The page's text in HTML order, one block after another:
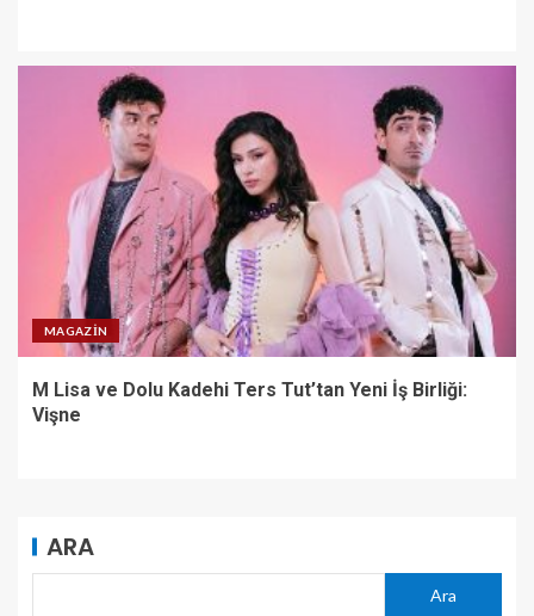
MAGAZIN
M Lisa ve Dolu Kadehi Ters Tut’tan Yeni İş Birliği:
Vişne
ARA
Ara